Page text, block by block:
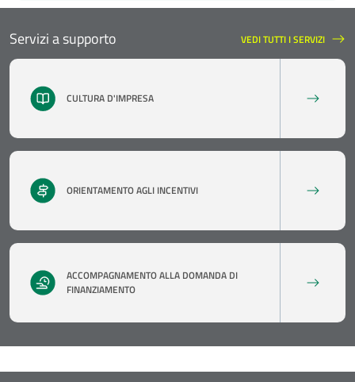
Servizi a supporto VEDI TUTTI I SERVIZI
SERVIZI A SUPPORTO
CULTURA D'IMPRESA
ORIENTAMENTO AGLI INCENTIVI
ACCOMPAGNAMENTO ALLA DOMANDA DI
FINANZIAMENTO